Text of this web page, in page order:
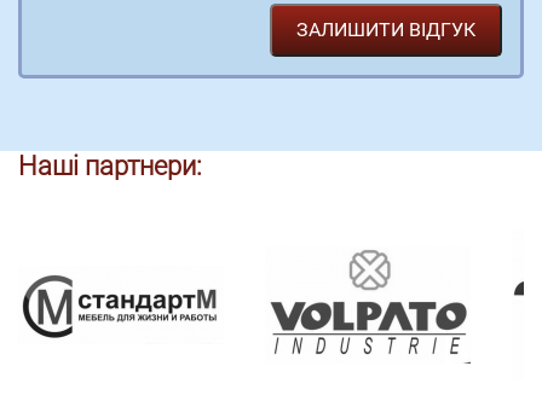
Наші партнери: